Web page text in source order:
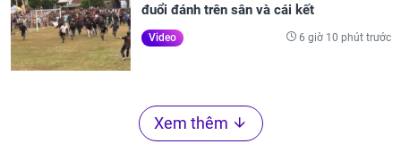
đuổi đánh trên sân và cái kết
Video 6 giờ 10 phút trước
Xem thêm